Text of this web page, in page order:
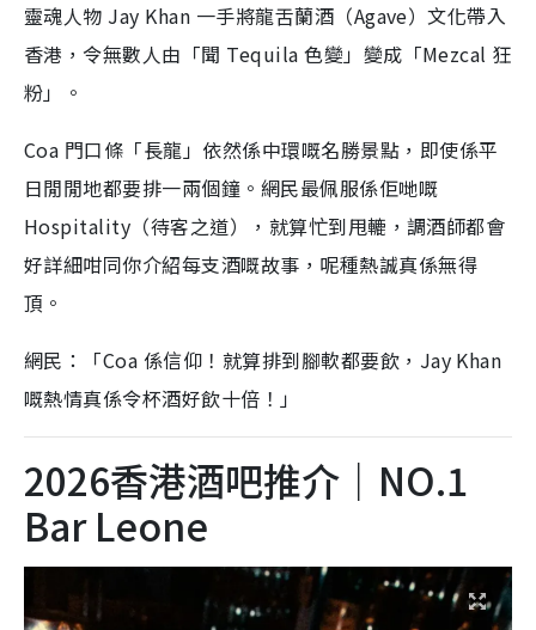
靈魂人物 Jay Khan 一手將龍舌蘭酒（Agave）文化帶入
香港，令無數人由「聞 Tequila 色變」變成「Mezcal 狂
粉」。
Coa 門口條「長龍」依然係中環嘅名勝景點，即使係平
日閒閒地都要排一兩個鐘。網民最佩服係佢哋嘅
Hospitality（待客之道），就算忙到甩轆，調酒師都會
好詳細咁同你介紹每支酒嘅故事，呢種熱誠真係無得
頂。
網民：「Coa 係信仰！就算排到腳軟都要飲，Jay Khan
嘅熱情真係令杯酒好飲十倍！」
2026香港酒吧推介｜NO.1
Bar Leone